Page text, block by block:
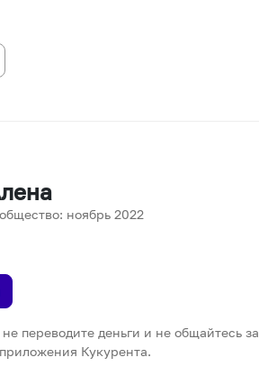
ноябрь 2022
переводите деньги и не общайтесь за
Кукурента.